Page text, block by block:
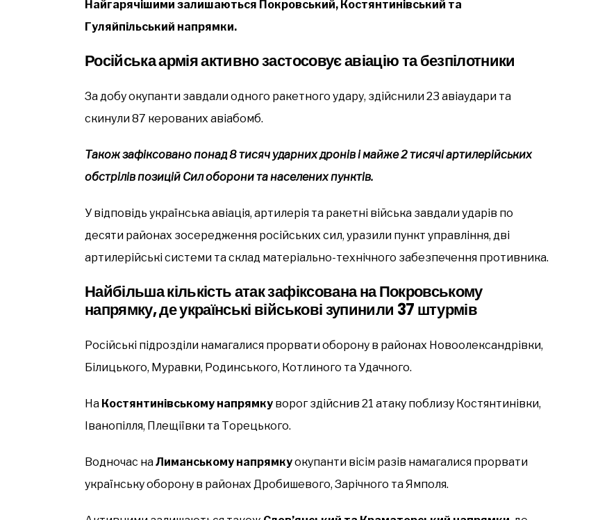
Найгарячішими залишаються Покровський, Костянтинівський та
Гуляйпільський напрямки.
Російська армія активно застосовує авіацію та безпілотники
За добу окупанти завдали одного ракетного удару, здійснили 23 авіаудари та
скинули 87 керованих авіабомб.
Також зафіксовано понад 8 тисяч ударних дронів і майже 2 тисячі артилерійських
обстрілів позицій Сил оборони та населених пунктів.
У відповідь українська авіація, артилерія та ракетні війська завдали ударів по
десяти районах зосередження російських сил, уразили пункт управління, дві
артилерійські системи та склад матеріально-технічного забезпечення противника.
Найбільша кількість атак зафіксована на Покровському
напрямку, де українські військові зупинили 37 штурмів
Російські підрозділи намагалися прорвати оборону в районах Новоолександрівки,
Білицького, Муравки, Родинського, Котлиного та Удачного.
На Костянтинівському напрямку ворог здійснив 21 атаку поблизу Костянтинівки,
Іванопілля, Плещіївки та Торецького.
Водночас наЛиманському напрямкуокупанти вісім разів намагалися прорвати
українську оборону в районах Дробишевого, Зарічного та Ямполя.